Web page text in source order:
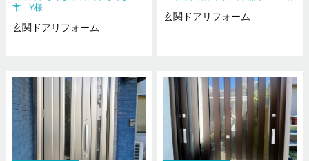
市 Y様
玄関ドアリフォーム
玄関ドアリフォーム